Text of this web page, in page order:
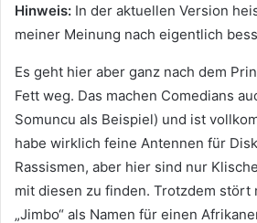
Hinweis: In der aktuellen Version
meiner Meinung nach eigentlich
Es geht hier aber ganz nach dem
Fett weg. Das machen Comedians
Somuncu als Beispiel) und ist
habe wirklich feine Antennen für
Rassismen, aber hier sind nur
mit diesen zu finden. Trotzdem stört
„Jimbo“ als Namen für einen